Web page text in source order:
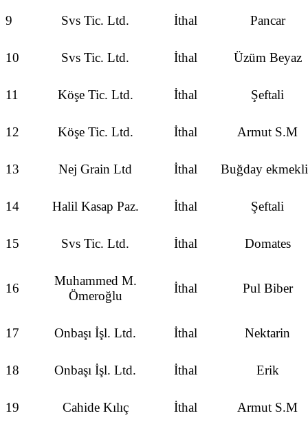
9 Svs Tic. Ltd. İthal Pancar
10 Svs Tic. Ltd. İthal Üzüm Beyaz
11 Köşe Tic. Ltd. İthal Şeftali
12 Köşe Tic. Ltd. İthal Armut S.M
13 Nej Grain Ltd İthal Buğday
14 Halil Kasap Paz. İthal Şeftali
15 Svs Tic. Ltd. İthal Domates
16
Muhammed M.
Ömeroğlu
İthal Pul Biber
17 Onbaşı İşl. Ltd. İthal Nektarin
18 Onbaşı İşl. Ltd. İthal Erik
19 Cahide Kılıç İthal Armut S.M